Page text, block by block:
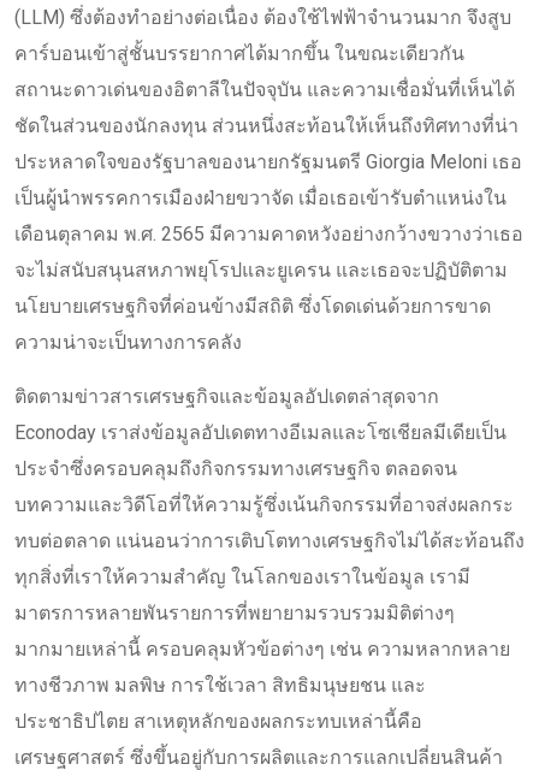
(LLM) ซึ่งต้องทำอย่างต่อเนื่อง ต้องใช้ไฟฟ้าจำนวนมาก จึงสูบ
คาร์บอนเข้าสู่ชั้นบรรยากาศได้มากขึ้น ในขณะเดียวกัน
สถานะดาวเด่นของอิตาลีในปัจจุบัน และความเชื่อมั่นที่เห็นได้
ชัดในส่วนของนักลงทุน ส่วนหนึ่งสะท้อนให้เห็นถึงทิศทางที่น่า
ประหลาดใจของรัฐบาลของนายกรัฐมนตรี Giorgia Meloni เธอ
เป็นผู้นำพรรคการเมืองฝ่ายขวาจัด เมื่อเธอเข้ารับตำแหน่งใน
เดือนตุลาคม พ.ศ. 2565 มีความคาดหวังอย่างกว้างขวางว่าเธอ
จะไม่สนับสนุนสหภาพยุโรปและยูเครน และเธอจะปฏิบัติตาม
นโยบายเศรษฐกิจที่ค่อนข้างมีสถิติ ซึ่งโดดเด่นด้วยการขาด
ความน่าจะเป็นทางการคลัง
ติดตามข่าวสารเศรษฐกิจและข้อมูลอัปเดตล่าสุดจาก
Econoday เราส่งข้อมูลอัปเดตทางอีเมลและโซเชียลมีเดียเป็น
ประจำซึ่งครอบคลุมถึงกิจกรรมทางเศรษฐกิจ ตลอดจน
บทความและวิดีโอที่ให้ความรู้ซึ่งเน้นกิจกรรมที่อาจส่งผลกระ
ทบต่อตลาด แน่นอนว่าการเติบโตทางเศรษฐกิจไม่ได้สะท้อนถึง
ทุกสิ่งที่เราให้ความสำคัญ ในโลกของเราในข้อมูล เรามี
มาตรการหลายพันรายการที่พยายามรวบรวมมิติต่างๆ
มากมายเหล่านี้ ครอบคลุมหัวข้อต่างๆ เช่น ความหลากหลาย
ทางชีวภาพ มลพิษ การใช้เวลา สิทธิมนุษยชน และ
ประชาธิปไตย สาเหตุหลักของผลกระทบเหล่านี้คือ
เศรษฐศาสตร์ ซึ่งขึ้นอยู่กับการผลิตและการแลกเปลี่ยนสินค้า